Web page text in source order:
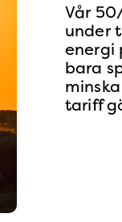
Vår
under
energi
bara
tariff